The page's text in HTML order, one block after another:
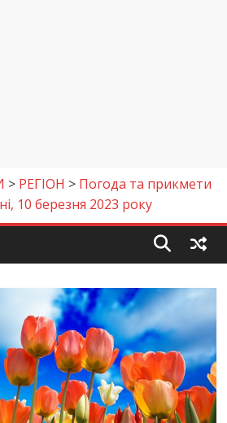
> РЕГІОН > Погода та прикмети
10 березня 2023 року